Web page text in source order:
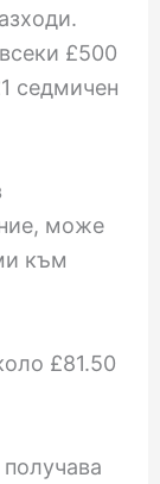
£500
седмичен
може
към
£81.50